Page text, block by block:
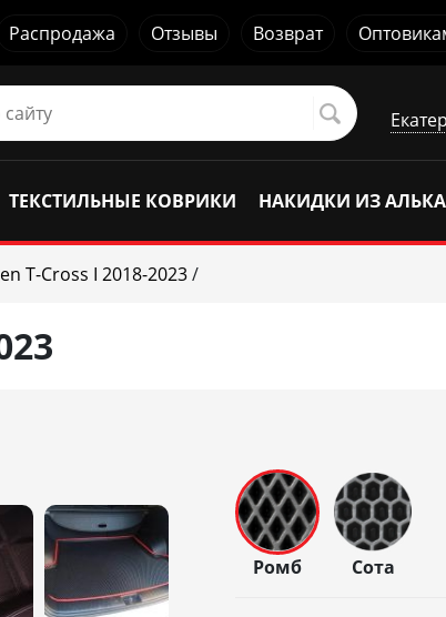
Распродажа Отзывы Возврат
ТЕКСТИЛЬНЫЕ КОВРИКИ НАКИДКИ ИЗ
T-Cross I 2018-2023/
Ромб Сота